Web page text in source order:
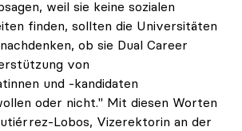
weil sie keine sozialen
finden, sollten die Universitäten
ob sie Dual Career
von
und -kandidaten
oder nicht." Mit diesen Worten
Lobos, Vizerektorin an der